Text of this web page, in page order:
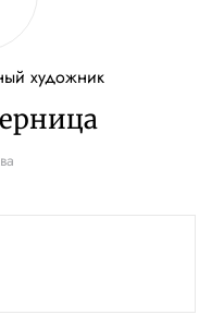
художник